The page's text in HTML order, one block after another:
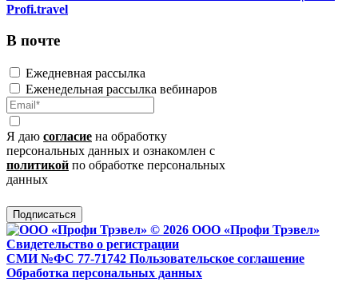
Profi.travel
В почте
Ежедневная рассылка
Еженедельная рассылка вебинаров
Я даю согласие на обработку
персональных данных и ознакомлен с
политикой по обработке персональных
данных
Подписаться
© 2026 ООО «Профи Трэвeл»
Свидетельство о регистрации
СМИ №ФС 77-71742 Пользовательское соглашение
Обработка персональных данных